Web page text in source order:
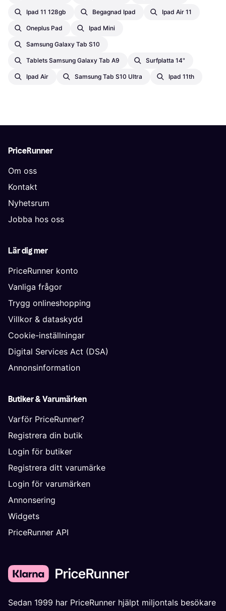
Ipad 11 128gb Begagnad Ipad Ipad Air 11
Oneplus Pad Ipad Mini
Samsung Galaxy Tab S10
Tablets Samsung Galaxy Tab A9 Surfplatta 14"
Ipad Air Samsung Tab S10 Ultra Ipad 11th
PriceRunner
Om oss
Kontakt
Nyhetsrum
Jobba hos oss
Lär dig mer
PriceRunner konto
Vanliga frågor
Trygg onlineshopping
Villkor & dataskydd
Cookie-inställningar
Digital Services Act (DSA)
Annonsinformation
Butiker & Varumärken
Varför PriceRunner?
Registrera din butik
Login för butiker
Registrera ditt varumärke
Login för varumärken
Annonsering
Widgets
PriceRunner API
Sedan 1999 har PriceRunner hjälpt miljontals besökare